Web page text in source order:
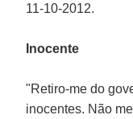
11-10-2012.
Inocente
"Retiro-me do
inocentes. Não